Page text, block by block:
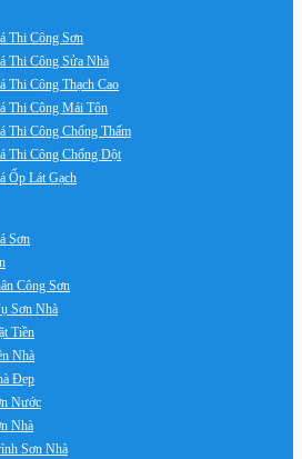
Thi Công Sơn
Thi Công Sửa Nhà
Thi Công Thạch Cao
Thi Công Mái Tôn
Thi Công Chống Thấm
Thi Công Chống Dột
Ốp Lát Gạch
Sơn
Công Sơn
Sơn Nhà
Tiền
Nhà
Đẹp
Nước
Nhà
Sơn Nhà